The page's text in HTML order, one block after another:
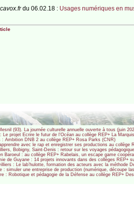
du 06.02.18 : Usages numériques en
(93). La journée culturelle annuelle ouverte à tous (juin
Le projet Ecrire le futur de l’Océan au collège REP+ La
: Ambition DNB 2 au collège REP+ Rosa Parks (CNR)
avec le rap et enregistrer ses productions au collège
Bobigny, Saint-Denis : retour sur les voyages
Baroeul : au collège REP+ Rabelais, un escape game
de Guyane : 14 projets innovants dans des collèges REP+
: Le lab’hulotte, formation des acteurs avec la méthode
: simuler une entreprise de production (numérique, découpe
: Robotique et pédagogie de la Défense au collège REP+